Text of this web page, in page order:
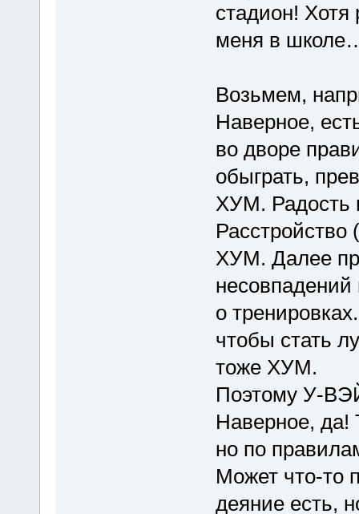
стадион! Хотя
меня в
Возьмем,
Наверное,
во дворе
обыграть,
ХУМ. Радость
Расстройство
ХУМ. Далее
несовпадений
о
чтобы стать
тоже ХУМ.
Поэтому У-
Наверное, да!
но по
Может что-то
деяние есть,